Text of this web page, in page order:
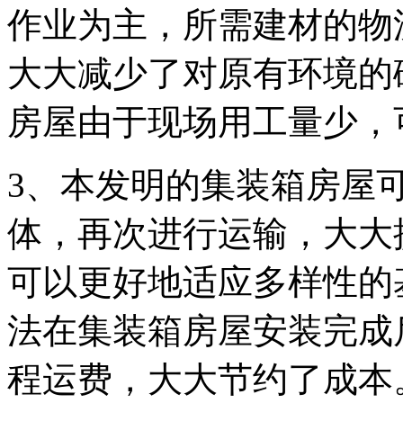
作业为主，所需建材的
大大减少了对原有环境
房屋由于现场用工量少
3、本发明的集装箱房屋
体，再次进行运输，大
可以更好地适应多样性
法在集装箱房屋安装完
程运费，大大节约了成本